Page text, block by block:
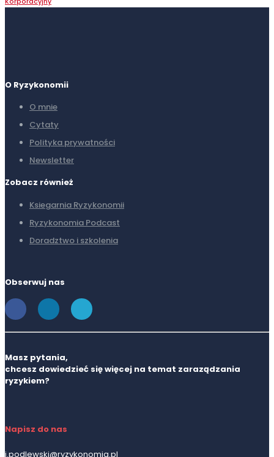
O Ryzykonomii
O mnie
Cytaty
Polityka prywatności
Newsletter
Zobacz również
Ksiegarnia Ryzykonomii
Ryzykonomia Podcast
Doradztwo i szkolenia
Obserwuj nas
Masz pytania,
chcesz dowiedzieć się więcej na temat zaraządzania
ryzykiem?
Napisz do nas
j.podlewski@ryzykonomia.pl